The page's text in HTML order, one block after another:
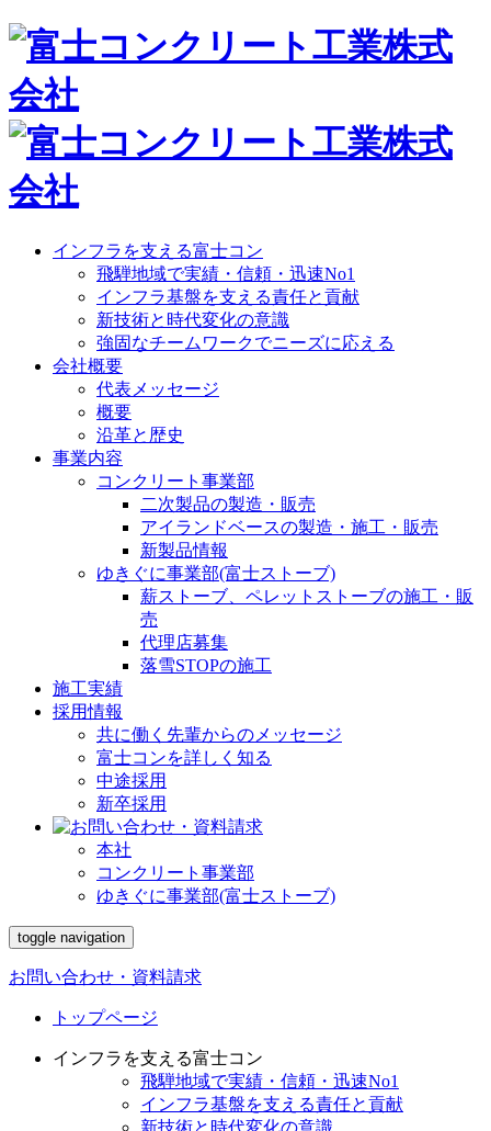
インフラを支える富士コン
飛騨地域で実績・信頼・迅速No1
インフラ基盤を支える責任と貢献
新技術と時代変化の意識
強固なチームワークでニーズに応える
会社概要
代表メッセージ
概要
沿革と歴史
事業内容
コンクリート事業部
二次製品の製造・販売
アイランドベースの製造・施工・販売
新製品情報
ゆきぐに事業部(富士ストーブ)
薪ストーブ、ペレットストーブの施工・販
売
代理店募集
落雪STOPの施工
施工実績
採用情報
共に働く先輩からのメッセージ
富士コンを詳しく知る
中途採用
新卒採用
本社
コンクリート事業部
ゆきぐに事業部(富士ストーブ)
toggle navigation
お問い合わせ・資料請求
トップページ
インフラを支える富士コン
飛騨地域で実績・信頼・迅速No1
インフラ基盤を支える責任と貢献
新技術と時代変化の意識